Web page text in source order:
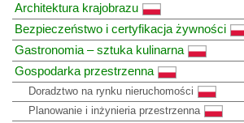
Architektura krajobrazu
Bezpieczeństwo i certyfikacja żywności
Gastronomia – sztuka kulinarna
Gospodarka przestrzenna
Doradztwo na rynku nieruchomości
Planowanie i inżynieria przestrzenna